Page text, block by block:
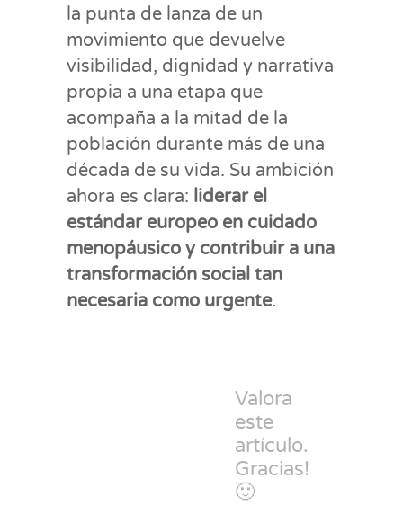
la punta de lanza de un
movimiento que devuelve
visibilidad, dignidad y narrativa
propia a una etapa que
acompaña a la mitad de la
población durante más de una
década de su vida. Su ambición
ahora es clara: liderar el
estándar europeo en cuidado
menopáusico y contribuir a una
transformación social tan
necesaria como urgente.
Valora
este
artículo.
Gracias!
🙂